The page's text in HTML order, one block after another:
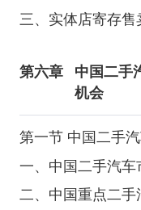
三、实体店寄存
第六章
中国二手
机会
第一节 中国二手
一、中国二手汽
二、中国重点二